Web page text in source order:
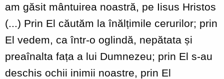
am găsit mântuirea noastră, pe Iisus Hristos
(...) Prin El căutăm la înălțimile cerurilor; prin
El vedem, ca într-o oglindă, nepătata și
preaînalta fața a lui Dumnezeu; prin El s-au
deschis ochii inimii noastre, prin El